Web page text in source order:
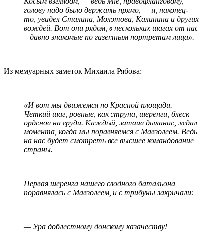
голову надо было держать прямо, — я, наконец-
то, увидел Сталина, Молотова, Калинина и других
вождей. Вот они рядом, в нескольких шагах от нас
– давно знакомые по газетным портретам лица».
Из мемуарных заметок Михаила Рябова:
«И вот мы движемся по Красной площади.
Четкий шаг, ровные, как струна, шеренги, блеск
орденов на груди. Каждый, затаив дыхание, ждал
момента, когда мы поравняемся с Мавзолеем. Ведь
на нас будет смотреть все высшее командование
страны.
Первая шеренга нашего сводного батальона
поравнялась с Мавзолеем, и с трибуны закричали:
— Ура доблестному донскому казачеству!